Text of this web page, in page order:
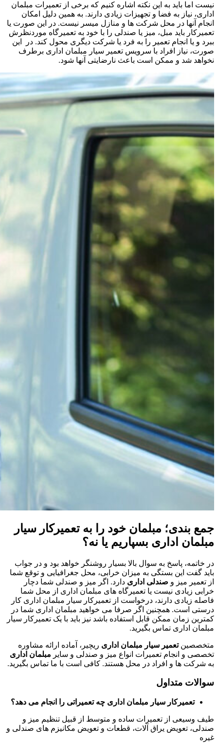
نیست اما باید به این نکته اشاره کنیم که برخی از تعمیرات مبلمان
اداری، نیاز به فضا و تجهیزات زیادی دارند. به همین دلیل امکان
انجام آنها در محل شرکت ها و منازل میسر نیست. در این صورت یا
تعمیرکار باید مبل، میز یا صندلی را با خود به تعمیرگاه موردنظرش
ببرد و یا انجام تعمیر را به فرد یا شرکت دیگری محول کند. در این
صورت، نیاز افراد با سرویس تعمیر سیار مبلمان اداری برطرف
نخواهد شد و ممکن است باعث نارضایتی آنها شود.
جمع بندی؛ مبلمان خود را به تعمیرکار سیار
مبلمان اداری بسپاریم یا نه؟
در خاتمه، پاسخ به سوال بالا بسیار روشنگر خواهد بود و در جواب
باید گفت این بستگی به میزان خرابی، محل جغرافیایی و توقع شما
از تعمیر میز و صندلی اداری دارد. اگر میز و صندلی شما دچار
خرابی زیادی نیست یا تعمیرگاه های مبلمان اداری از محل شما
فاصله زیادی دارند، درخواست از تعمیرکار سیار مبلمان اداری کار
درستی است. همچنین اگر صرفا می خواهید مبلمان اداری شما در
کمترین زمان ممکن قابل استفاده باشد نیز باید با یک تعمیرکار سیار
مبلمان اداری تماس بگیرید.
متخصصینتعمیر سیار مبلمان اداری ریچیر، آماده ارائه مشاوره
تخصصی و انجام تعمیرات انواع میز و صندلی و سایر مبلمان اداری
به شرکت ها و افراد در محل هستند. کافی است با ما تماس بگیرید.
سوالات متداول
تعمیرکار سیار مبلمان اداری چه تعمیراتی را انجام می دهد؟
طیف وسیعی از تعمیرات ساده و متوسط از قبیل تنظیم میز و
صندلی، تعویض یراق آلات، قطعات و تعویض مکانیزم های صندلی و
غیره